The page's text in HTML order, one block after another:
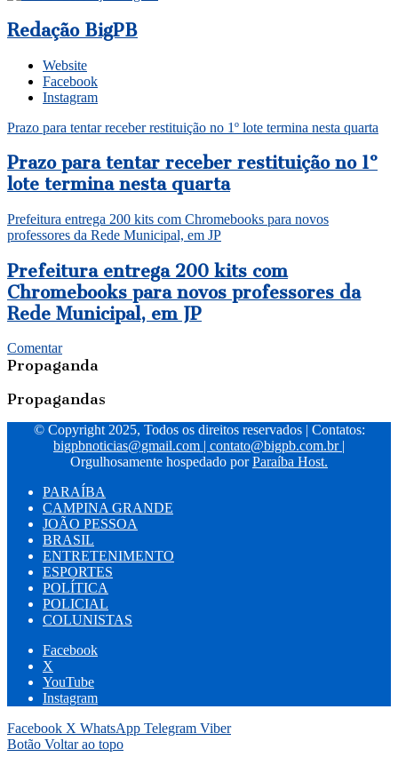
Redação BigPB
Website
Facebook
Instagram
Prazo para tentar receber restituição no 1º lote termina nesta quarta
Prazo para tentar receber restituição no 1º
lote termina nesta quarta
Prefeitura entrega 200 kits com Chromebooks para novos
professores da Rede Municipal, em JP
Prefeitura entrega 200 kits com
Chromebooks para novos professores da
Rede Municipal, em JP
Comentar
Propaganda
Propagandas
© Copyright 2025, Todos os direitos reservados | Contatos:
bigpbnoticias@gmail.com
contato@bigpb.com.br
Orgulhosamente hospedado porParaíba Host.
PARAÍBA
CAMPINA GRANDE
JOÃO PESSOA
BRASIL
ENTRETENIMENTO
ESPORTES
POLÍTICA
POLICIAL
COLUNISTAS
Facebook
X
YouTube
Instagram
Facebook X WhatsApp Telegram Viber
Botão Voltar ao topo